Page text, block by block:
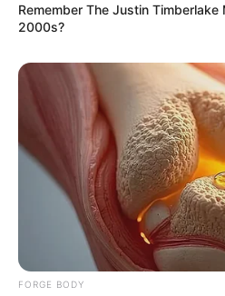
This New Will Give You An
Remember The Justin
2000s?
FORGE BODY